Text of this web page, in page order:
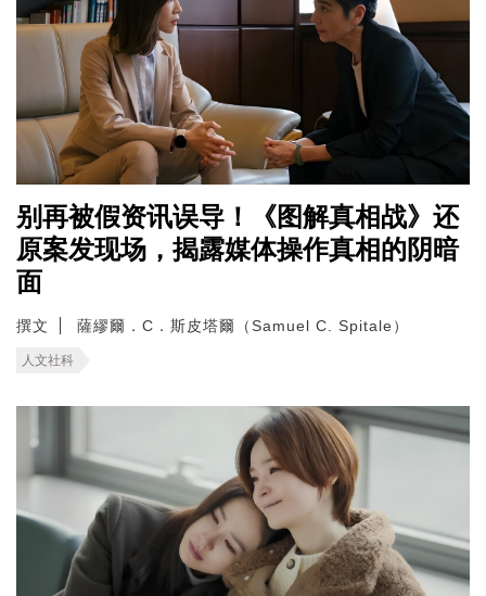
别再被假资讯误导！《图解真相战》还
原案发现场，揭露媒体操作真相的阴暗
面
撰文 薩繆爾．C．斯皮塔爾（Samuel C. Spitale）
人文社科